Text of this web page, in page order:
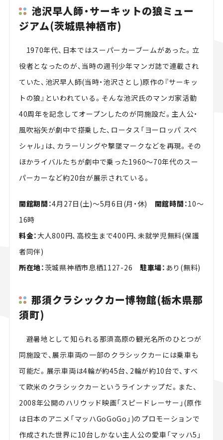
池沢早人師・サーキットの狼ミュー
ジアム(茨城県神栖市)
1970年代、日本ではスーパーカーブームがあった。立
役者となったのが、当時の週刊少年マンガ誌で連載され
ていた、池沢早人師(当時・池沢さとし)原作の『サーキッ
トの狼』といわれている。そんな池沢氏のマンガ家活動
40周年を記念してオープンしたのが同施設だ。主人公・
風吹裕矢が劇中で搭乗した、ロータス「ヨーロッパ スペ
シャル」は、カラーリングや撃墜マークなどを再現。その
ほかライバルたちが劇中で乗った1960～70年代のスー
パーカーなど約20台が展示されている。
開館期間：4月27日(土)～5月6日(月・休) 開館時間：10～
16時
料金：大人800円、高校生まで400円、未就学児無料(保護
者同伴)
所在地：茨城県神栖市息栖1127-26 駐車場： あり(無料)
那須クラシックカー博物館(栃木県那
須町)
避暑地として知られる那須高原の観光名所のひとつが
同施設で、展示車両の一部のクラシックカーには乗車も
可能だ。展示車両は4輪が約45台、2輪が約10台で、すべ
て欧米のクラシックカーというラインナップだ。また、
2008年公開のハリウッド映画「スピードレーサー」(原作
は日本のアニメ「マッハGoGoGo」)のプロモーションで
作成された世界に10台しかない主人公の愛車「マッハ5」